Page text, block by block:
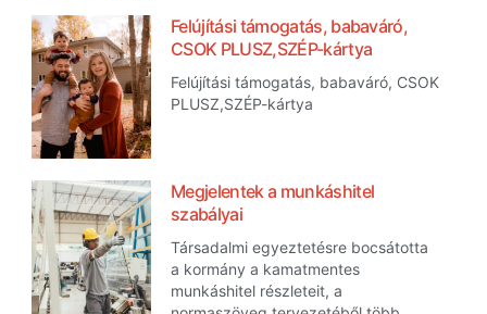
Felújítási támogatás, babaváró,
CSOK PLUSZ,SZÉP-kártya
Felújítási támogatás, babaváró, CSOK
PLUSZ,SZÉP-kártya
Megjelentek a munkáshitel
szabályai
Társadalmi egyeztetésre bocsátotta
a kormány a kamatmentes
munkáshitel részleteit, a